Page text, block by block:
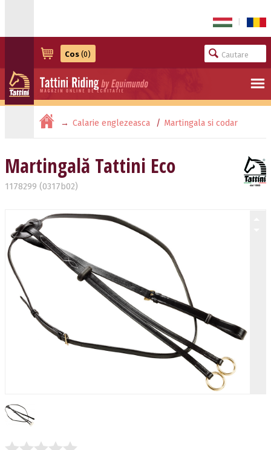
Cos (0)
Calarie englezeasca Martingala si codar
Martingală Tattini Eco
1178299 (0317b02)